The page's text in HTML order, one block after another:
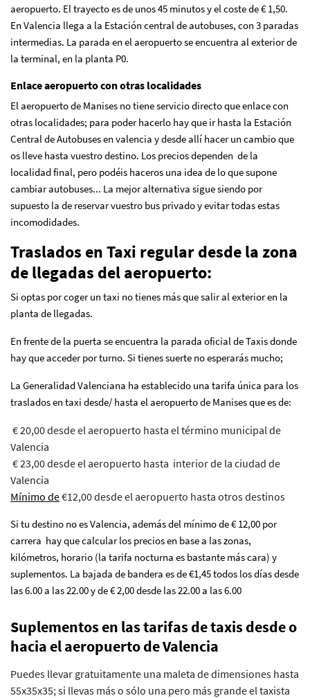
aeropuerto. El trayecto es de unos 45 minutos y el coste de € 1,50.
En Valencia llega a la Estación central de autobuses, con 3 paradas
intermedias. La parada en el aeropuerto se encuentra al exterior de
la terminal, en la planta P0.
Enlace aeropuerto con otras localidades
El aeropuerto de Manises no tiene servicio directo que enlace con
otras localidades; para poder hacerlo hay que ir hasta la Estación
Central de Autobuses en valencia y desde allí hacer un cambio que
os lleve hasta vuestro destino. Los precios dependen de la
localidad final, pero podéis haceros una idea de lo que supone
cambiar autobuses... La mejor alternativa sigue siendo por
supuesto la de reservar vuestro bus privado y evitar todas estas
incomodidades.
Traslados en Taxi regular desde la zona
de llegadas del aeropuerto:
Si optas por coger un taxi no tienes más que salir al exterior en la
planta de llegadas.
En frente de la puerta se encuentra la parada oficial de Taxis donde
hay que acceder por turno. Si tienes suerte no esperarás mucho;
La Generalidad Valenciana ha establecido una tarifa única para los
traslados en taxi desde/ hasta el aeropuerto de Manises que es de:
€ 20,00 desde el aeropuerto hasta el término municipal de
Valencia
€ 23,00 desde el aeropuerto hasta interior de la ciudad de
Valencia
Mínimo de€12,00 desde el aeropuerto hasta otros destinos
Si tu destino no es Valencia, además del mínimo de € 12,00 por
carrera hay que calcular los precios en base a las zonas,
kilómetros, horario (la tarifa nocturna es bastante más cara) y
suplementos. La bajada de bandera es de €1,45 todos los días desde
las 6.00 a las 22.00 y de € 2,00 desde las 22.00 a las 6.00
Suplementos en las tarifas de taxis desde o
hacia el aeropuerto de Valencia
Puedes llevar gratuitamente una maleta de dimensiones hasta
55x35x35; si llevas más o sólo una pero más grande el taxista